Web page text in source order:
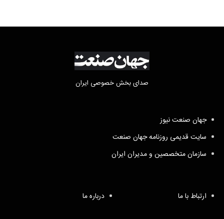
صدای بخش خصوصی ایران
جهان صنعت نیوز
سایت قدیمی روزنامه جهان صنعت
سازمان متخصصین و مدیران ایران
ارتباط با ما درباره ما